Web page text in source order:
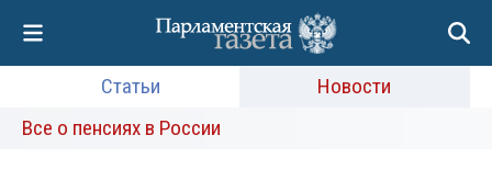
Статьи
Новости
Все о пенсиях в России